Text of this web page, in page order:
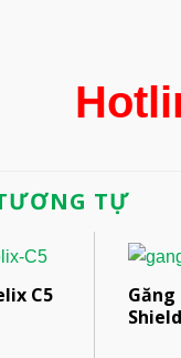
TỰ
C5
Shield